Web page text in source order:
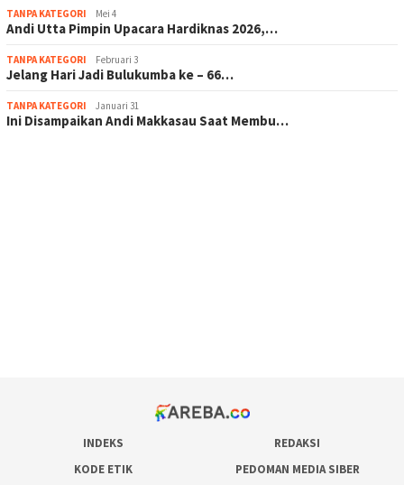
TANPA KATEGORI Mei 4
Andi Utta Pimpin Upacara Hardiknas 2026,…
TANPA KATEGORI Februari 3
Jelang Hari Jadi Bulukumba ke – 66…
TANPA KATEGORI Januari 31
Ini Disampaikan Andi Makkasau Saat Membu…
INDEKS
REDAKSI
KODE ETIK
PEDOMAN MEDIA SIBER